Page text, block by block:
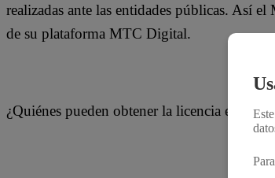
realizadas ante las entidades públicas. Así
de su plataforma MTC Digital.
¿Quiénes pueden obtener la licencia